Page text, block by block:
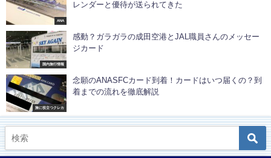
ANA
レンダーと優待が送られてきた
国内旅行情報
感動？ガラガラの成田空港とJAL職員さんのメッセー
ジカード
旅に役立つクレカ
念願のANASFCカード到着！カードはいつ届くの？到
着までの流れを徹底解説